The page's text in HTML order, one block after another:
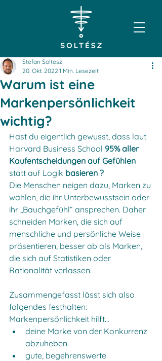
Warum ist eine
Markenpersönlichkeit
wichtig?
Stefan Soltesz
20. Okt. 2022 1 Min. Lesezeit
Hast du eigentlich gewusst, dass laut
Harvard Business School 95% aller
Kaufentscheidungen auf Gefühlen
statt auf Logik basieren ?
Die Menschen neigen dazu, Marken zu
wählen, die ihr Unterbewusstsein oder
ihr „Bauchgefühl“ ansprechen. Daher
schneiden Marken, die sich auf
menschliche und persönliche Weise
präsentieren, besser ab als Marken,
die sich auf Statistiken oder
Rationalität verlassen.
Zusammengefasst lässt sich also
folgendes festhalten:
Markenpersönlichkeit hilft…
deine Marke von der Konkurrenz
abzuheben.
gute, begehrenswerte